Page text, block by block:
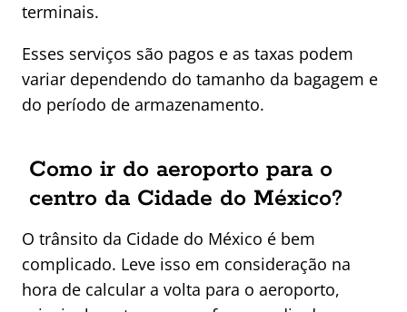
terminais.
Esses serviços são pagos e as taxas podem
variar dependendo do tamanho da bagagem e
do período de armazenamento.
Como ir do aeroporto para o
centro da Cidade do México?
O trânsito da Cidade do México é bem
complicado. Leve isso em consideração na
hora de calcular a volta para o aeroporto,